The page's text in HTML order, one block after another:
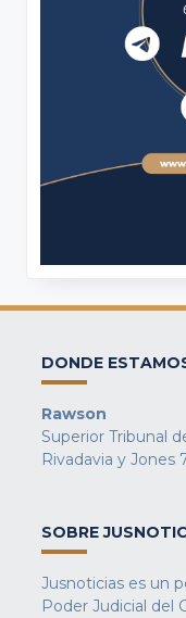
DONDE
Rawson
Superior Tribunal
Rivadavia y Jones
SOBRE
Jusnoticias es un
Poder Judicial del